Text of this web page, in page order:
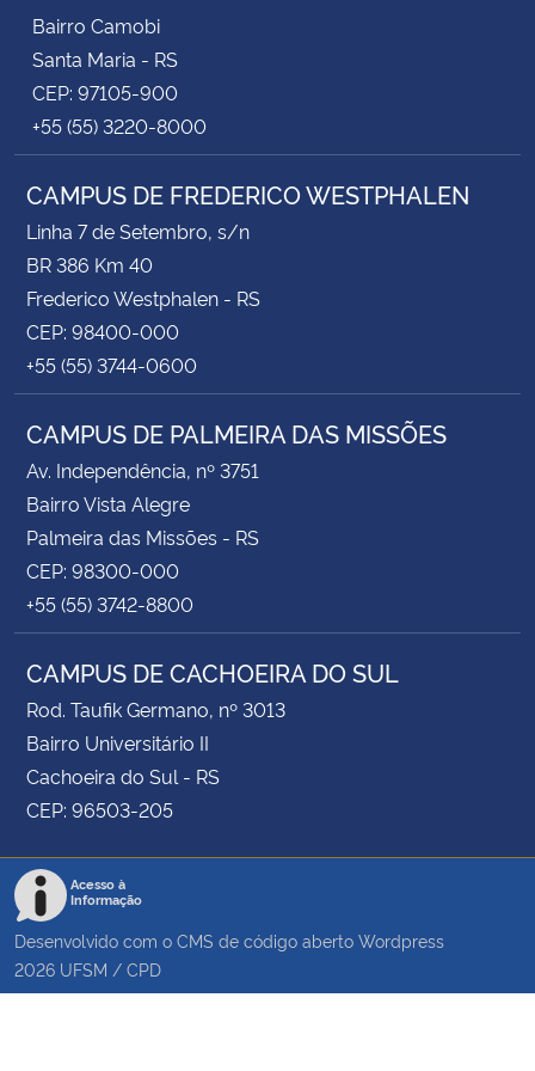
Bairro Camobi
Santa Maria - RS
CEP: 97105-900
+55 (55) 3220-8000
CAMPUS DE FREDERICO WESTPHALEN
Linha 7 de Setembro, s/n
BR 386 Km 40
Frederico Westphalen - RS
CEP: 98400-000
+55 (55) 3744-0600
CAMPUS DE PALMEIRA DAS MISSÕES
Av. Independência, nº 3751
Bairro Vista Alegre
Palmeira das Missões - RS
CEP: 98300-000
+55 (55) 3742-8800
CAMPUS DE CACHOEIRA DO SUL
Rod. Taufik Germano, nº 3013
Bairro Universitário II
Cachoeira do Sul - RS
CEP: 96503-205
Acesso à
Informação
Desenvolvido com o CMS de código aberto Wordpress
2026 UFSM / CPD